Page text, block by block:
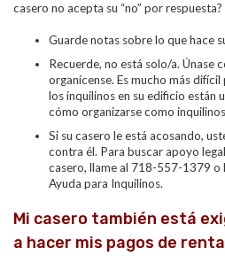
casero no acepta su “no” por respuesta?
Guarde notas sobre lo que hace
Recuerde, no está solo/a. Únase
organícense. Es mucho más
los inquilinos en su edificio están
cómo organizarse como inquilinos
Si su casero le está acosando,
contra él. Para buscar apoyo
casero, llame al 718-557-1379 o
Ayuda para Inquilinos.
Mi casero también está
a hacer mis pagos de